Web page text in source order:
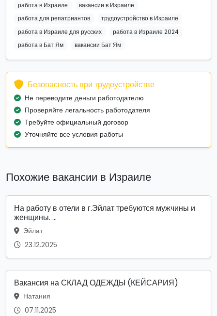
работа в Израиле
вакансии в Израиле
работа для репатриантов
трудоустройство в Израиле
работа в Израиле для русских
работа в Израиле 2024
работа в Бат Ям
вакансии Бат Ям
Безопасность при трудоустройстве
Не переводите деньги работодателю
Проверяйте легальность работодателя
Требуйте официальный договор
Уточняйте все условия работы
Похожие вакансии в Израиле
На работу в отели в г.Эйлат требуются мужчины и
женщины. ...
Эйлат
23.12.2025
Вакансия на СКЛАД ОДЕЖДЫ (КЕЙСАРИЯ)
Натания
07.11.2025